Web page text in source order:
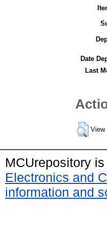
Date
Last
View
MCUrepository
Electronics and
information and